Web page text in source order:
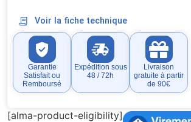
Voir la fiche technique
Garantie
Satisfait ou
Remboursé
Expédition sous
48 / 72h
Livraison
gratuite à partir
de 90€
[alma-product-eligibility]